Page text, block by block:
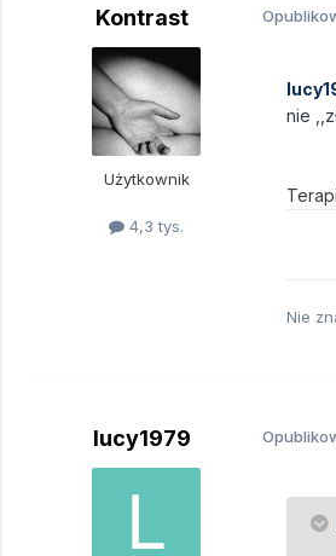
Kontrast
Użytkownik
4,3 tys.
nie
Nie
lucy1979